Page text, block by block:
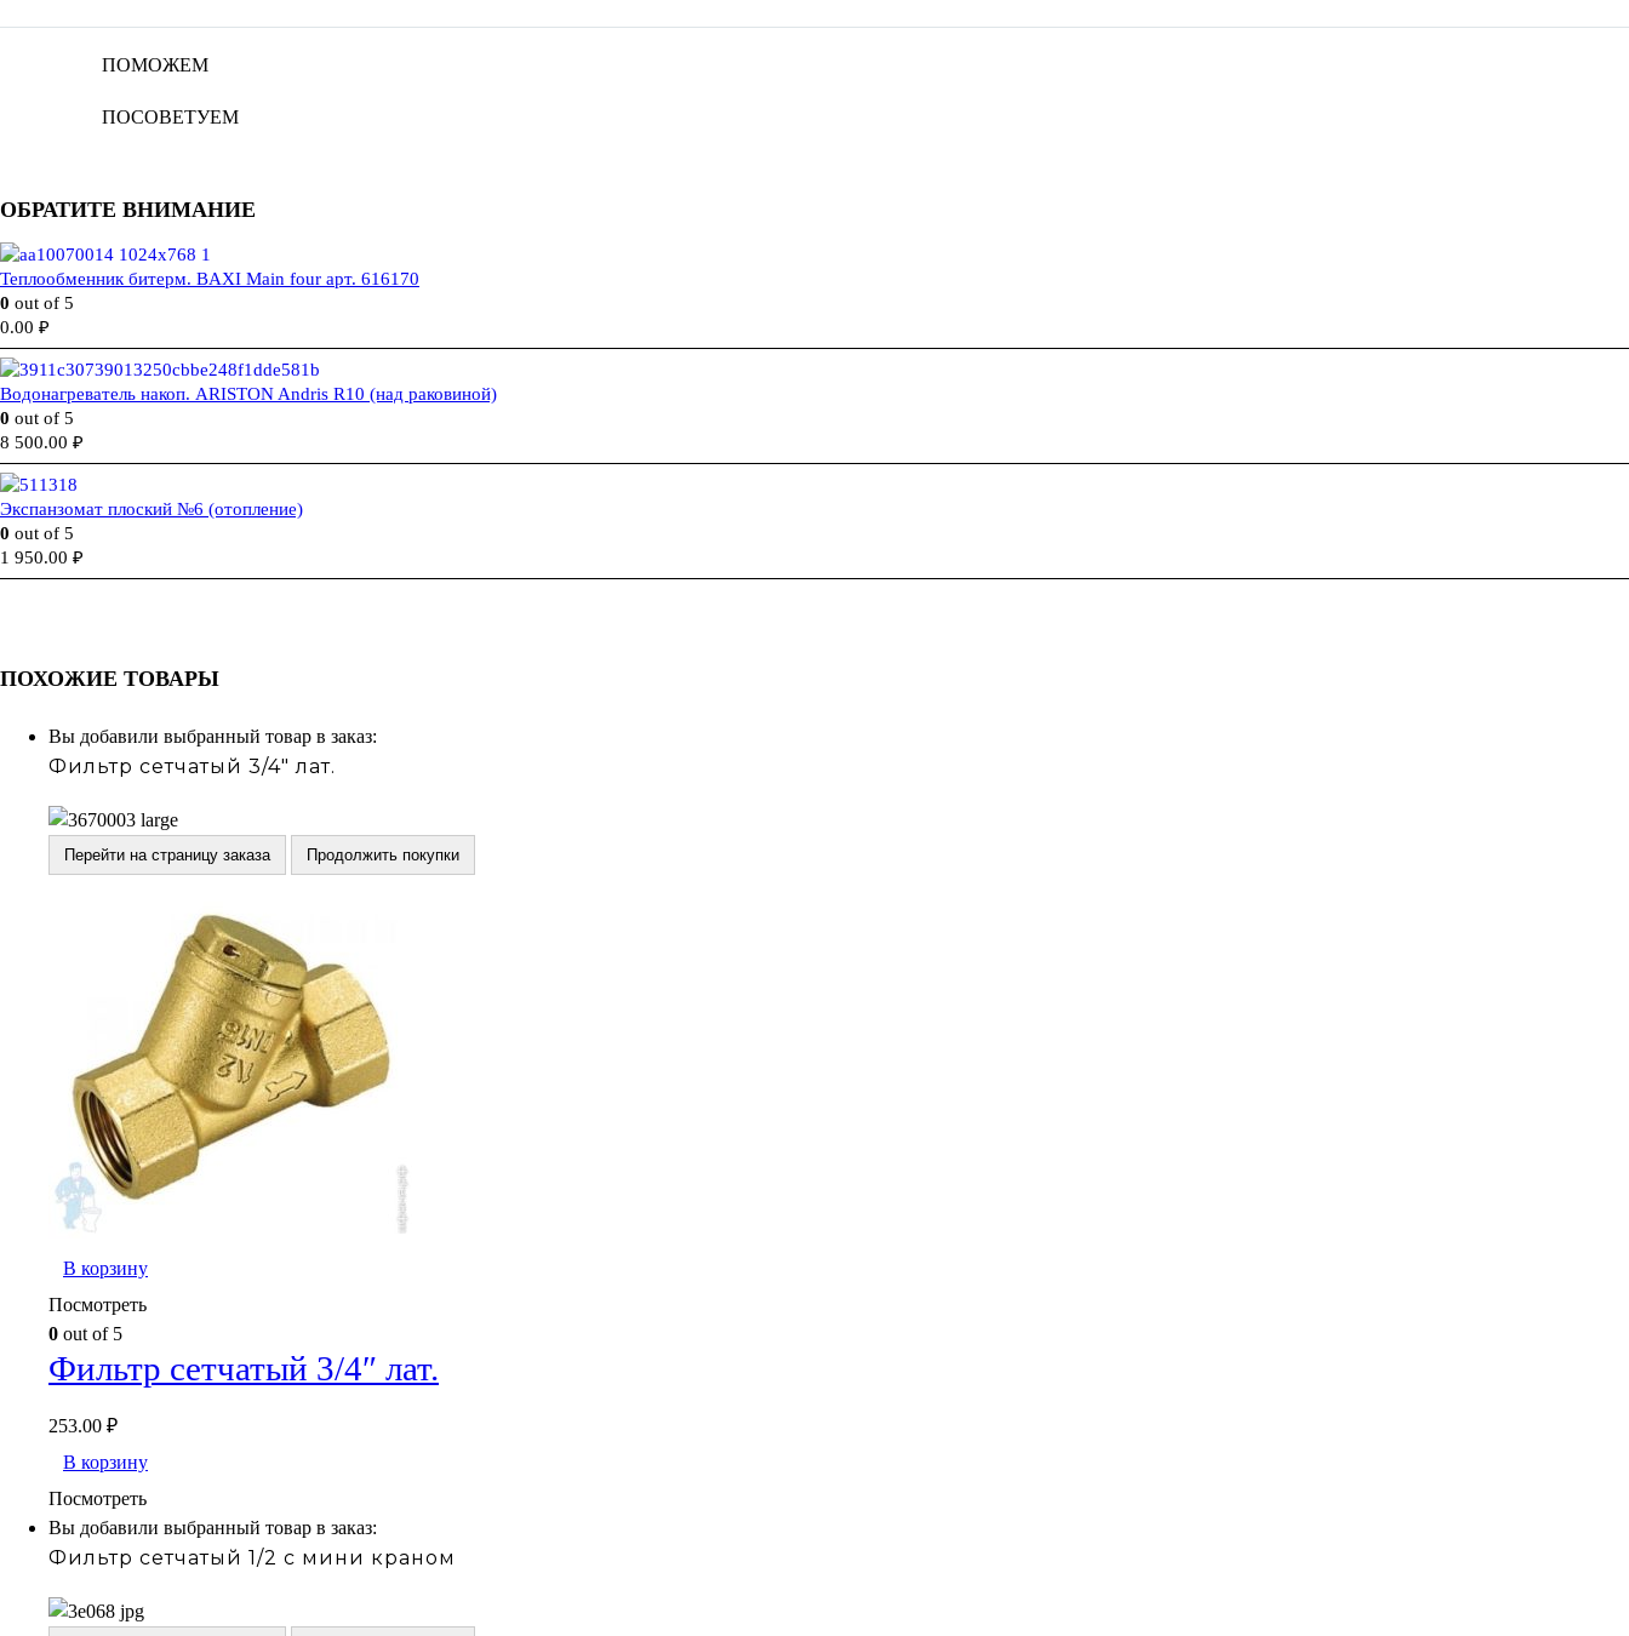
ПОМОЖЕМ
ПОСОВЕТУЕМ
ОБРАТИТЕ ВНИМАНИЕ
Теплообменник битерм. BAXI Main four арт. 616170
0 out of 5
0.00 ₽
Водонагреватель накоп. ARISTON Andris R10 (над раковиной)
0 out of 5
8 500.00 ₽
Экспанзомат плоский №6 (отопление)
0 out of 5
1 950.00 ₽
ПОХОЖИЕ ТОВАРЫ
Вы добавили выбранный товар в заказ:
Фильтр сетчатый 3/4" лат.
Перейти на страницу заказа Продолжить покупки
В корзину
Посмотреть
0 out of 5
Фильтр сетчатый 3/4″ лат.
253.00 ₽
В корзину
Посмотреть
Вы добавили выбранный товар в заказ:
Фильтр сетчатый 1/2 с мини краном